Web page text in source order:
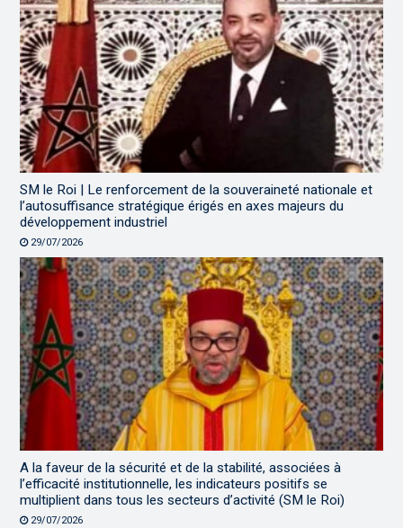
SM le Roi | Le renforcement de la souveraineté nationale et
l’autosuffisance stratégique érigés en axes majeurs du
développement industriel
29/07/2026
A la faveur de la sécurité et de la stabilité, associées à
l’efficacité institutionnelle, les indicateurs positifs se
multiplient dans tous les secteurs d’activité (SM le Roi)
29/07/2026